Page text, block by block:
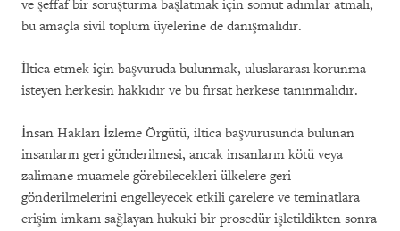
ve şeffaf bir soruşturma başlatmak için somut adımlar atmalı,
bu amaçla sivil toplum üyelerine de danışmalıdır.
İltica etmek için başvuruda bulunmak, uluslararası korunma
isteyen herkesin hakkıdır ve bu fırsat herkese tanınmalıdır.
İnsan Hakları İzleme Örgütü, iltica başvurusunda bulunan
insanların geri gönderilmesi, ancak insanların kötü veya
zalimane muamele görebilecekleri ülkelere geri
gönderilmelerini engelleyecek etkili çarelere ve teminatlara
erişim imkanı sağlayan hukuki bir prosedür işletildikten sonra